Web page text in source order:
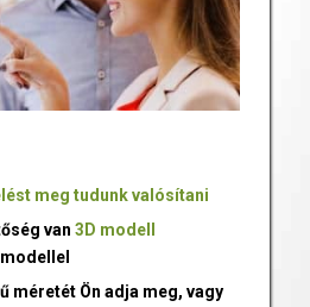
meg tudunk valósítani
van 3D modell
méretét Ön adja meg, vagy